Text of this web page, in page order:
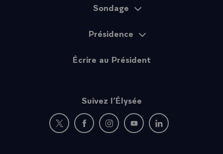
Sondage
Présidence
Écrire au Président
Suivez l’Élysée
Nouvelle fenêtre : rejoignez-nous sur Twitter
Nouvelle fenêtre : rejoignez-nous sur
Nouvelle fenêtre : rejoignez-nous
Nouvelle fenêtre :
Nouvelle fenêtre :